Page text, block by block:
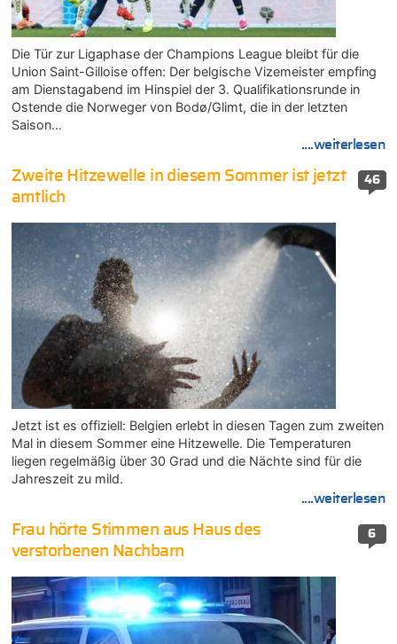
Die Tür zur Ligaphase der Champions League bleibt für die
Union Saint-Gilloise offen: Der belgische Vizemeister empfing
am Dienstagabend im Hinspiel der 3. Qualifikationsrunde in
Ostende die Norweger von Bodø/Glimt, die in der letzten
Saison…
....weiterlesen
46
Zweite Hitzewelle in diesem Sommer ist jetzt
amtlich
Jetzt ist es offiziell: Belgien erlebt in diesen Tagen zum zweiten
Mal in diesem Sommer eine Hitzewelle. Die Temperaturen
liegen regelmäßig über 30 Grad und die Nächte sind für die
Jahreszeit zu mild.
....weiterlesen
6
Frau hörte Stimmen aus Haus des
verstorbenen Nachbarn